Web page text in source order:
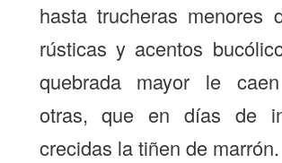
hasta trucheras menores
rústicas y acentos
quebrada mayor le
otras, que en días de
crecidas la tiñen de marrón.